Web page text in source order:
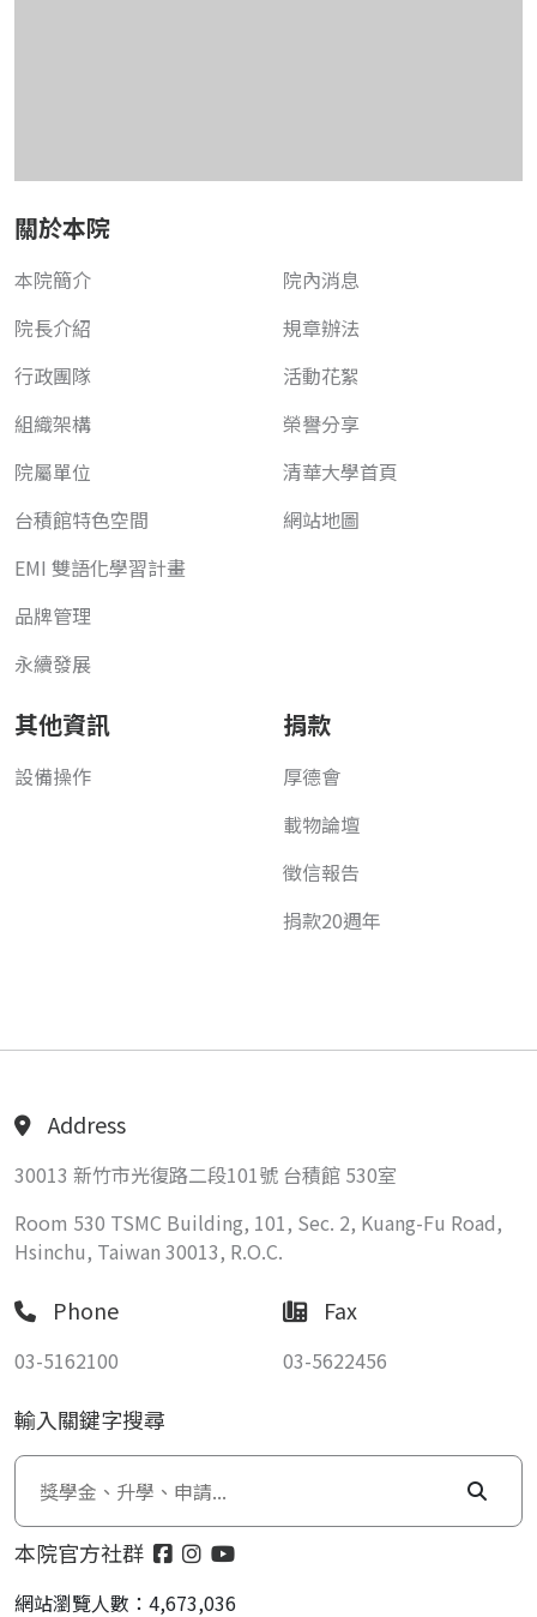
關於本院
本院簡介
院長介紹
行政團隊
組織架構
院屬單位
台積館特色空間
EMI 雙語化學習計畫
品牌管理
永續發展
院內消息
規章辦法
活動花絮
榮譽分享
清華大學首頁
網站地圖
其他資訊
設備操作
捐款
厚德會
載物論壇
徵信報告
捐款20週年
Address
30013 新竹市光復路二段101號 台積館 530室
Room 530 TSMC Building, 101, Sec. 2, Kuang-Fu Road,
Hsinchu, Taiwan 30013, R.O.C.
Phone
03-5162100
Fax
03-5622456
輸入關鍵字搜尋
本院官方社群
網站瀏覽人數：4,673,036